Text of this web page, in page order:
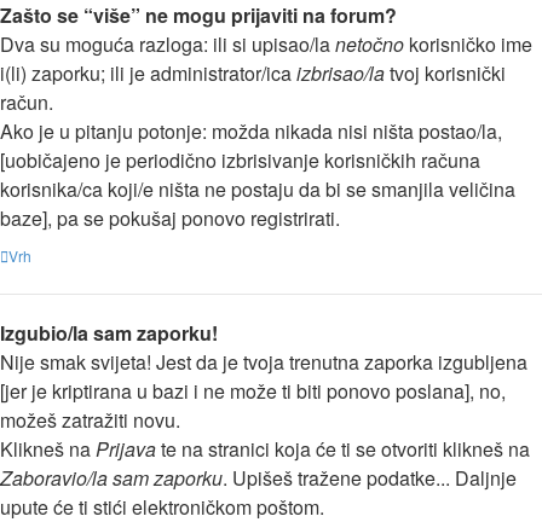
Zašto se “više” ne mogu prijaviti na forum?
Dva su moguća razloga: ili si upisao/lanetočno korisničko ime
i(li) zaporku; ili je administrator/icaizbrisao/latvoj korisnički
račun.
Ako je u pitanju potonje: možda nikada nisi ništa postao/la,
[uobičajeno je periodično izbrisivanje korisničkih računa
korisnika/ca koji/e ništa ne postaju da bi se smanjila veličina
baze], pa se pokušaj ponovo registrirati.
Vrh
Izgubio/la sam zaporku!
Nije smak svijeta! Jest da je tvoja trenutna zaporka izgubljena
[jer je kriptirana u bazi i ne može ti biti ponovo poslana], no,
možeš zatražiti novu.
Klikneš naPrijavate na stranici koja će ti se otvoriti klikneš na
Zaboravio/la sam zaporku. Upišeš tražene podatke... Daljnje
upute će ti stići elektroničkom poštom.